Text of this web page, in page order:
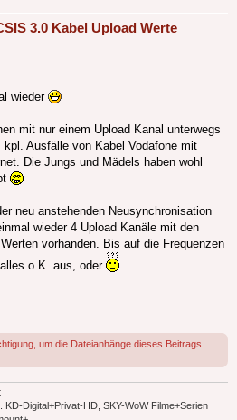
3.0 Kabel Upload Werte
wieder
mit nur einem Upload Kanal unterwegs
Ausfälle von Kabel Vodafone mit
Die Jungs und Mädels haben wohl
neu anstehenden Neusynchronisation
wieder 4 Upload Kanäle mit den
vorhanden. Bis auf die Frequenzen
o.K. aus, oder
um die Dateianhänge dieses Beitrags
Digital+Privat-HD, SKY-WoW Filme+Serien